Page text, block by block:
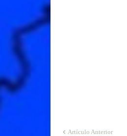
Artículo Anterior